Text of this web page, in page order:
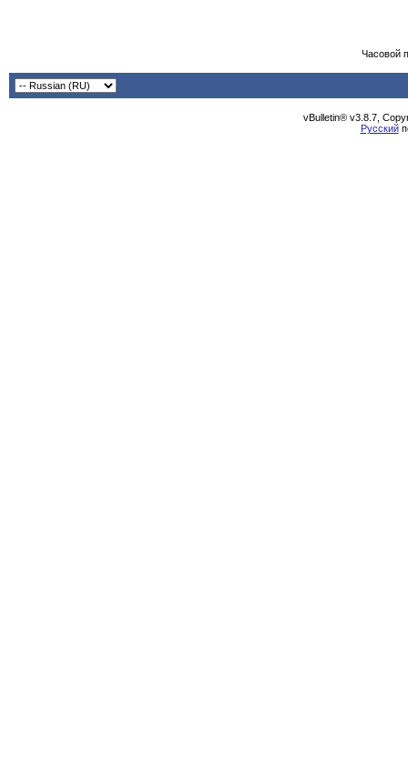
Часовой
vBulletin® v3.8.7,
Русский